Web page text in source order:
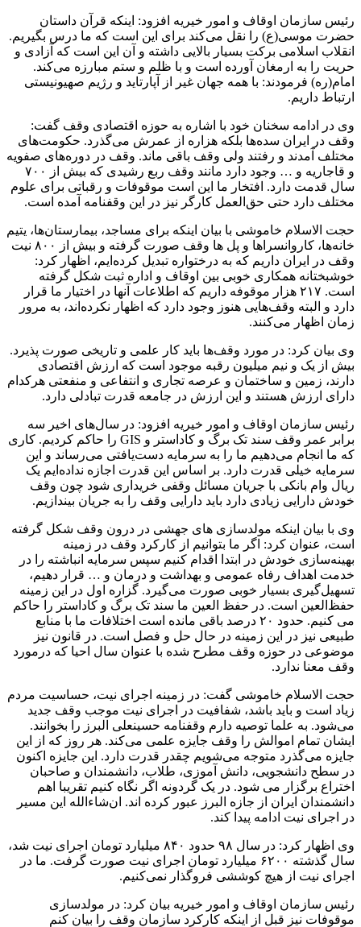
رئیس سازمان اوقاف و امور خیریه افزود: اینکه قرآن داستان
حضرت موسی(ع) را نقل می‌کند برای این است که ما درس بگیریم.
انقلاب اسلامی برکت بسیار بالایی داشته و آن این است که آزادی و
حریت را به ارمغان آورده است و با ظلم و ستم مبارزه می‌کند.
امام(ره) فرمودند: با همه جهان غیر از آپارتاید و رژیم صهیونیستی
ارتباط داریم.
وی در ادامه سخنان خود با اشاره به حوزه اقتصادی وقف گفت:
وقف در ایران سده‌ها بلکه هزاره از عمرش می‌گذرد. حکومت‌های
مختلف آمدند و رفتند ولی وقف باقی ماند. وقف در دوره‌های صفویه
و قاجاریه و … وجود دارد مانند وقف ربع رشیدی که بیش از ۷۰۰
سال قدمت دارد. افتخار ما این است موقوفات و رقباتی برای علوم
مختلف دارد حتی حق‌العمل کارگر نیز در این وقفنامه آمده است.
حجت الاسلام خاموشی با بیان اینکه برای مساجد، بیمارستان‌ها، یتیم
خانه‌ها، کاروانسراها و پل ها وقف صورت گرفته و بیش از ۸۰۰ نیت
وقف در ایران داریم که به درختواره تبدیل کرده‌ایم، اظهار کرد:
خوشبختانه همکاری خوبی بین اوقاف و اداره ثبت شکل گرفته
است. ۲۱۷ هزار موقوفه داریم که اطلاعات آنها در اختیار ما قرار
دارد و البته وقف‌هایی هنوز وجود دارد که اظهار نکرده‌اند، به مرور
زمان اظهار می‌کنند.
وی بیان کرد: در مورد وقف‌ها باید کار علمی و تاریخی صورت پذیرد.
بیش از یک و نیم میلیون رقبه موجود است که ارزش اقتصادی
دارند، زمین و ساختمان و عرصه تجاری و انتفاعی و منفعتی هرکدام
دارای ارزش هستند و این ارزش در جامعه قدرت تبادلی دارد.
رئیس سازمان اوقاف و امور خیریه افزود: در سال‌های اخیر سه
برابر عمر وقف سند تک برگ و کاداستر و GIS را حاکم کردیم. کاری
که ما انجام می‌دهیم ما را به سرمایه دست‌یافتی می‌رساند و این
سرمایه خیلی قدرت دارد. بر اساس این قدرت اجازه نداده‌ایم یک
ریال وام بانکی با جریان مسائل وقفی خریداری شود چون وقف
خودش دارایی زیادی دارد باید دارایی وقف را به جریان بیندازیم.
وی با بیان اینکه مولدسازی های جهشی در درون وقف شکل گرفته
است، عنوان کرد: اگر ما بتوانیم از کارکرد وقف در زمینه
بهینه‌سازی خودش در ابتدا اقدام کنیم سپس سرمایه انباشته را در
خدمت اهداف رفاه عمومی و بهداشت و درمان و … قرار دهیم،
تسهیل‌گیری بسیار خوبی صورت می‌گیرد. گزاره اول در این زمینه
حفظ‌العین است. در حفظ العین ما سند تک برگ و کاداستر را حاکم
می کنیم. حدود ۲۰ درصد باقی مانده است اختلافات ما با منابع
طبیعی نیز در این زمینه در حال حل و فصل است. در قانون نیز
موضوعی در حوزه وقف مطرح شده با عنوان سال احیا که درمورد
وقف معنا ندارد.
حجت الاسلام خاموشی گفت: در زمینه اجرای نیت، حساسیت مردم
زیاد است و باید باشد، شفافیت در اجرای نیت موجب وقف جدید
می‌شود. به علما توصیه دارم وقفنامه حسینعلی البرز را بخوانند.
ایشان تمام اموالش را وقف جایزه علمی می‌کند. هر روز که از این
جایزه می‌گذرد متوجه می‌شویم چقدر قدرت دارد. این جایزه اکنون
در سطح دانشجویی، دانش آموزی، طلاب، دانشمندان و صاحبان
اختراع برگزار می شود. در یک گردونه اگر نگاه کنیم تقریبا اهم
دانشمندان ایران از جازه البرز عبور کرده اند. ان‌شاءالله این مسیر
در اجرای نیت ادامه پیدا کند.
وی اظهار کرد: در سال ۹۸ حدود ۸۴۰ میلیارد تومان اجرای نیت شد،
سال گذشته ۶۲۰۰ میلیارد تومان اجرای نیت صورت گرفت. ما در
اجرای نیت از هیچ کوششی فروگذار نمی‌کنیم.
رئیس سازمان اوقاف و امور خیریه بیان کرد: در مولدسازی
موقوفات نیز قبل از اینکه کارکرد سازمان وقف را بیان کنم